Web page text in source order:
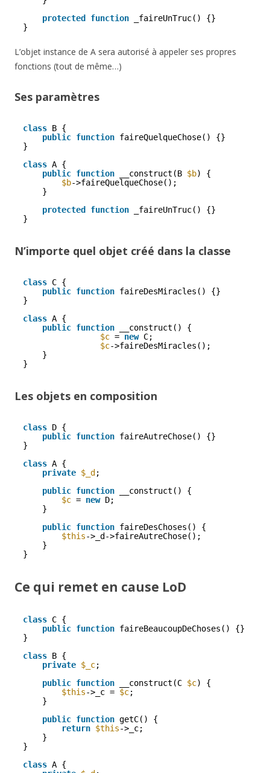
protected
function
_faireUnTruc() {}
}
L’objet instance de A sera autorisé à appeler ses propres
fonctions (tout de même…)
Ses paramètres
class B {
public function faireQuelqueChose() {}
}
class A {
public function __construct(B $b) {
$b->faireQuelqueChose();
}
protected
function
_faireUnTruc() {}
}
N’importe quel objet créé dans la classe
class C {
public function faireDesMiracles() {}
}
class A {
public function
__construct() {
$c = new C;
$c->faireDesMiracles();
}
}
Les objets en composition
class D {
public function faireAutreChose() {}
}
class A {
private $_d ;
public function
__construct() {
$c = new D;
}
public function faireDesChoses() {
$this->_d->faireAutreChose();
}
}
Ce qui remet en cause LoD
class C {
public function faireBeaucoupDeChoses() {}
}
class B {
private $_c;
public function __construct(C $c) {
$this->_c = $c;
}
public function getC() {
return $this->_c;
}
}
class A {